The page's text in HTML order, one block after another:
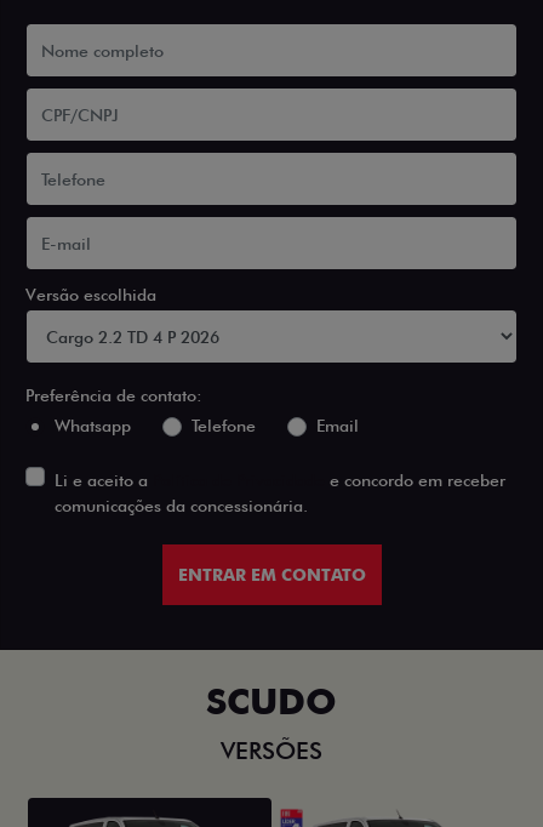
Versão escolhida
Preferência de contato:
Whatsapp
Telefone Email
Li e aceito a
e concordo em receber
comunicações da concessionária.
ENTRAR EM CONTATO
SCUDO
VERSÕES